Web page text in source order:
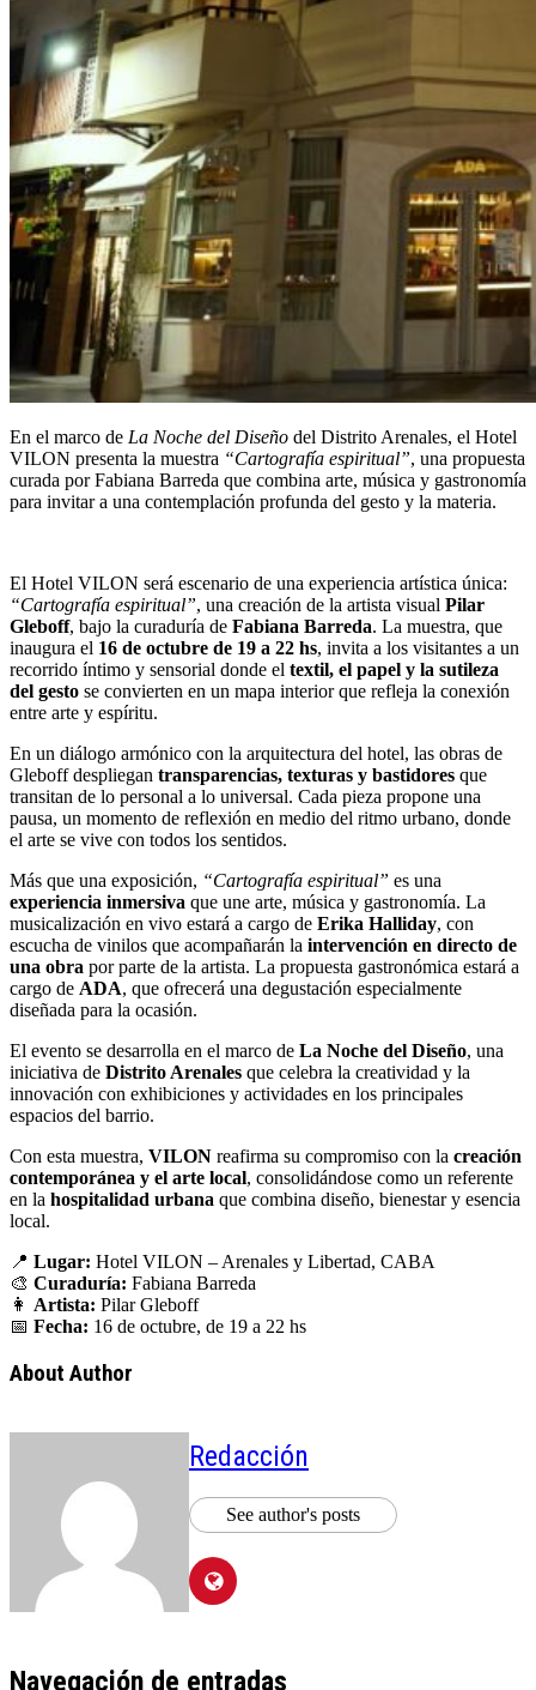
En el marco de La Noche del Diseño del Distrito Arenales, el Hotel
VILON presenta la muestra “Cartografía espiritual”, una propuesta
curada por Fabiana Barreda que combina arte, música y gastronomía
para invitar a una contemplación profunda del gesto y la materia.
El Hotel VILON será escenario de una experiencia artística única:
“Cartografía espiritual”, una creación de la artista visual Pilar
Gleboff, bajo la curaduría de Fabiana Barreda. La muestra, que
inaugura el 16 de octubre de 19 a 22 hs, invita a los visitantes a un
recorrido íntimo y sensorial donde el textil, el papel y la sutileza
del gesto se convierten en un mapa interior que refleja la conexión
entre arte y espíritu.
En un diálogo armónico con la arquitectura del hotel, las obras de
Gleboff despliegan transparencias, texturas y bastidores que
transitan de lo personal a lo universal. Cada pieza propone una
pausa, un momento de reflexión en medio del ritmo urbano, donde
el arte se vive con todos los sentidos.
Más que una exposición, “Cartografía espiritual” es una
experiencia inmersiva que une arte, música y gastronomía. La
musicalización en vivo estará a cargo de Erika Halliday, con
escucha de vinilos que acompañarán la intervención en directo de
una obra por parte de la artista. La propuesta gastronómica estará a
cargo de ADA, que ofrecerá una degustación especialmente
diseñada para la ocasión.
El evento se desarrolla en el marco de La Noche del Diseño, una
iniciativa de Distrito Arenales que celebra la creatividad y la
innovación con exhibiciones y actividades en los principales
espacios del barrio.
Con esta muestra, VILON reafirma su compromiso con la creación
contemporánea y el arte local, consolidándose como un referente
en la hospitalidad urbana que combina diseño, bienestar y esencia
local.
📍 Lugar: Hotel VILON – Arenales y Libertad, CABA
🎨 Curaduría: Fabiana Barreda
👩 Artista: Pilar Gleboff
📅 Fecha: 16 de octubre, de 19 a 22 hs
About Author
Redacción
See author's posts
Navegación de entradas